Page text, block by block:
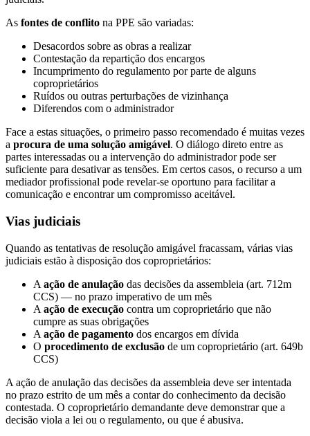
As fontes de conflito na PPE são variadas:
Desacordos sobre as obras a realizar
Contestação da repartição dos encargos
Incumprimento do regulamento por parte de alguns
coproprietários
Ruídos ou outras perturbações de vizinhança
Diferendos com o administrador
Face a estas situações, o primeiro passo recomendado é muitas vezes
a procura de uma solução amigável. O diálogo direto entre as
partes interessadas ou a intervenção do administrador pode ser
suficiente para desativar as tensões. Em certos casos, o recurso a um
mediador profissional pode revelar-se oportuno para facilitar a
comunicação e encontrar um compromisso aceitável.
Vias judiciais
Quando as tentativas de resolução amigável fracassam, várias vias
judiciais estão à disposição dos coproprietários:
A ação de anulação das decisões da assembleia (art. 712m
CCS) — no prazo imperativo de um mês
A ação de execução contra um coproprietário que não
cumpre as suas obrigações
A ação de pagamento dos encargos em dívida
O procedimento de exclusão de um coproprietário (art. 649b
CCS)
A ação de anulação das decisões da assembleia deve ser intentada
no prazo estrito de um mês a contar do conhecimento da decisão
contestada. O coproprietário demandante deve demonstrar que a
decisão viola a lei ou o regulamento, ou que é abusiva.